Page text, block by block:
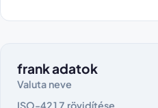
frank adatok
Valuta neve
ISO-4217 rövidítése